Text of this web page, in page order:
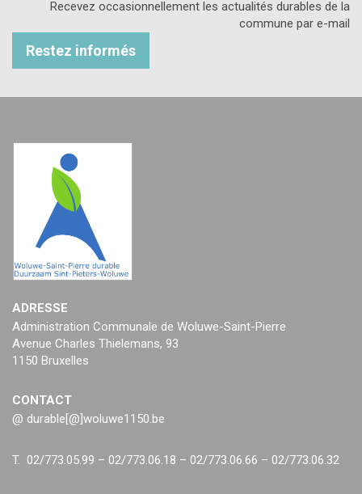
Recevez occasionnellement les actualités durables de la
commune par e-mail
Restez informés
ADRESSE
Administration Communale de Woluwe-Saint-Pierre
Avenue Charles Thielemans, 93
1150 Bruxelles
CONTACT
@ durable[@]woluwe1150.be
T. 02/773.05.99 – 02/773.06.18 – 02/773.06.66 – 02/773.06.32